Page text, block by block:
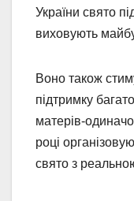
України свято
виховують
Воно також
підтримку
матерів-
році
свято з